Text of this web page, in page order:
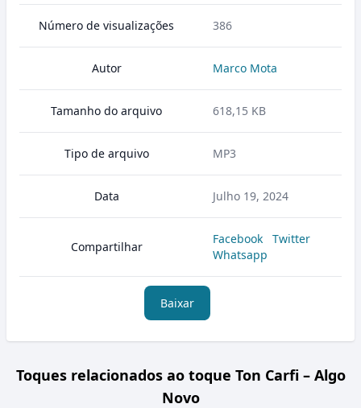
Número de visualizações 386
Autor Marco Mota
Tamanho do arquivo 618,15 KB
Tipo de arquivo MP3
Data Julho 19, 2024
Compartilhar
Facebook
Twitter
Whatsapp
Baixar
Toques relacionados ao toque Ton Carfi – Algo
Novo